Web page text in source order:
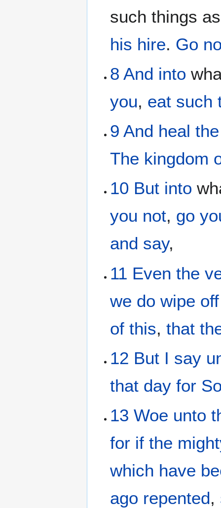
such things
his hire. Go
8 And into
you, eat such
9 And heal the
The kingdom
10 But into
you not, go
and say,
11 Even the
we do wipe off
of this,that
12 But I say
that day for
13 Woe unto
for if the
which have
ago repented,